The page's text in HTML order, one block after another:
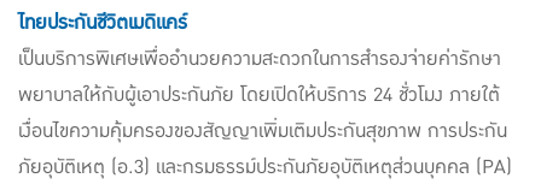
เปรียบเทียบแบบประกัน
เลือกแบบประกันที่เหมาะกับคุณ
TL Learning Center
ไทยประกันชีวิตเมดิแคร์
เป็นบริการพิเศษเพื่ออำนวยความสะดวกในการสำรองจ่ายค่ารักษา
พยาบาลให้กับผู้เอาประกันภัย โดยเปิดให้บริการ 24 ชั่วโมง ภายใต้
เงื่อนไขความคุ้มครองของสัญญาเพิ่มเติมประกันสุขภาพ การประกัน
ภัยอุบัติเหตุ (อ.3) และกรมธรรม์ประกันภัยอุบัติเหตุส่วนบุคคล (PA)